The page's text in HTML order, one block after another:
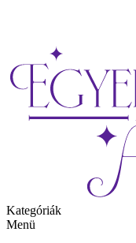
Kategóriák
Menü